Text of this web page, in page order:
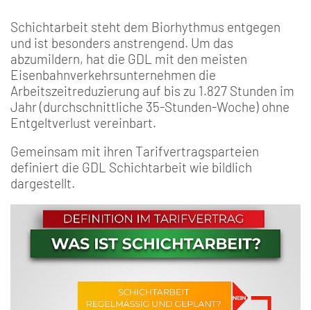
Schichtarbeit steht dem Biorhythmus entgegen
und ist besonders anstrengend. Um das
abzumildern, hat die GDL mit den meisten
Eisenbahnverkehrsunternehmen die
Arbeitszeitreduzierung auf bis zu 1.827 Stunden im
Jahr (durchschnittliche 35-Stunden-Woche) ohne
Entgeltverlust vereinbart.
Gemeinsam mit ihren Tarifvertragsparteien
definiert die GDL Schichtarbeit wie bildlich
dargestellt.